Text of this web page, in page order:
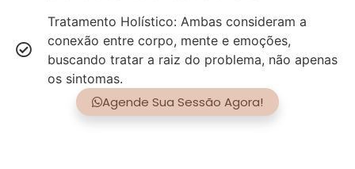
Tratamento Holístico: Ambas consideram a
conexão entre corpo, mente e emoções,
buscando tratar a raiz do problema, não apenas
os sintomas.
Agende Sua Sessão Agora!